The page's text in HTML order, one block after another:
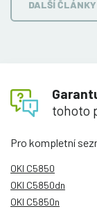
DALŠÍ
tohoto
Pro kompletní
OKI C5850
OKI C5850dn
OKI C5850n